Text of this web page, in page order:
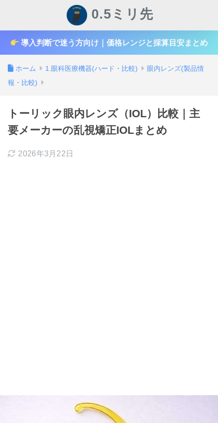
0.5ミリ先
導入判断で迷う方向け｜価格レンジと採算目安まとめ
ホーム 1.眼科医療機器(ハード・比較)
眼内レンズ(製品情
報・比較)
トーリック眼内レンズ（IOL）比較｜主
要メーカーの乱視矯正IOLまとめ
2026年3月22日